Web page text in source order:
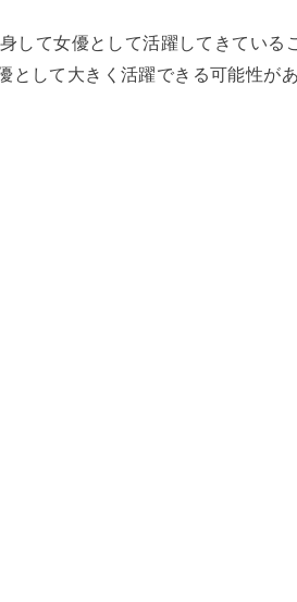
して女優として活躍してきている
として大きく活躍できる可能性があ